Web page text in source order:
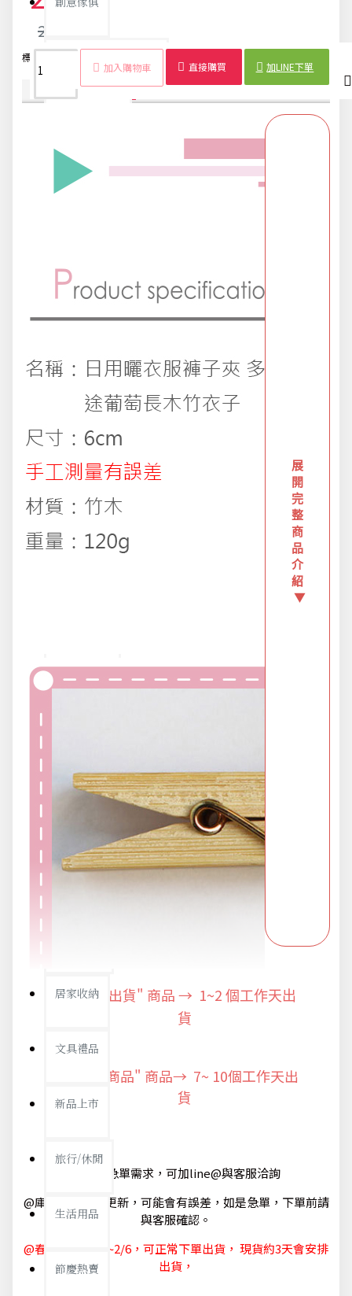
布置專區
旅行實用好物
浪漫好禮
熱銷商品-超夯小物盡在這裡
父親節專頁
開學季用品
電腦手機周邊
冬季專區
居家收納
文具禮品
新品上市
旅行/休閒
生活用品
節慶熱賣
25元
加入購物車 直接購買 加LINE下單
標籤：
商品詳情 配送時間
展
開
完
整
商
品
介
紹
▼
"快速出貨" 商品 → 1~2 個工作天出
貨
"預購商品" 商品→ 7~ 10個工作天出
貨
@如有急單需求，可加line@與客服洽詢
@庫存狀態隨時更新，可能會有誤差，如是急單，下單前請
與客服確認。
@春節休節 1/29~2/6，可正常下單出貨， 現貨約3天會安排
出貨，